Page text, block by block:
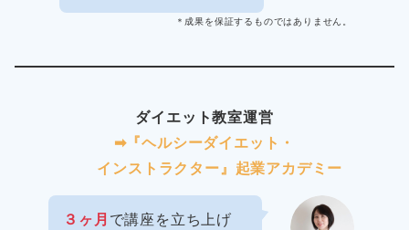
＊成果を保証するものではありません。
ダイエット教室運営
➡︎『ヘルシーダイエット・
インストラクター』起業アカデミー
３ヶ月 で講座を立ち上げ